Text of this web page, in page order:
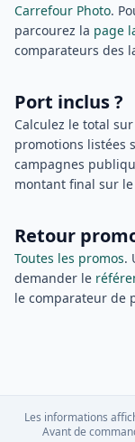
Carrefour Photo.
parcourez la page
comparateurs des
Port inclus ?
Calculez le total
promotions listées
campagnes
montant final sur
Retour
Toutes les promos.
demander le
le comparateur de
Les informations
Avant de